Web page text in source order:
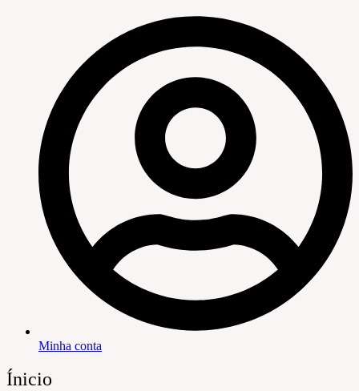
Minha conta
Ínicio